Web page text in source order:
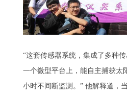
“这套传感器系统，集成了多种
一个微型平台上，能自主捕获太
小时不间断监测。” 他解释道，